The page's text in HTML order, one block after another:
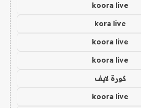
koora live
kora live
koora live
koora live
كورة لايف
koora live